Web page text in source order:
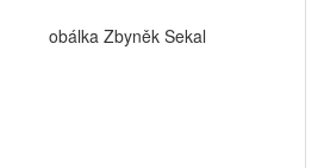
obálka Zbyněk Sekal